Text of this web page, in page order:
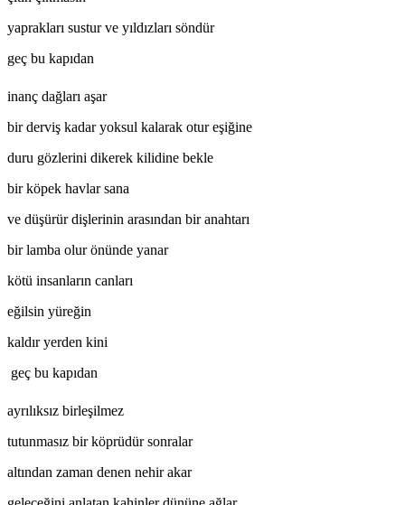
yaprakları sustur ve yıldızları söndür
geç bu kapıdan
inanç dağları aşar
bir derviş kadar yoksul kalarak otur eşiğine
duru gözlerini dikerek kilidine bekle
bir köpek havlar sana
ve düşürür dişlerinin arasından bir anahtarı
bir lamba olur önünde yanar
kötü insanların canları
eğilsin yüreğin
kaldır yerden kini
geç bu kapıdan
ayrılıksız birleşilmez
tutunmasız bir köprüdür sonralar
altından zaman denen nehir akar